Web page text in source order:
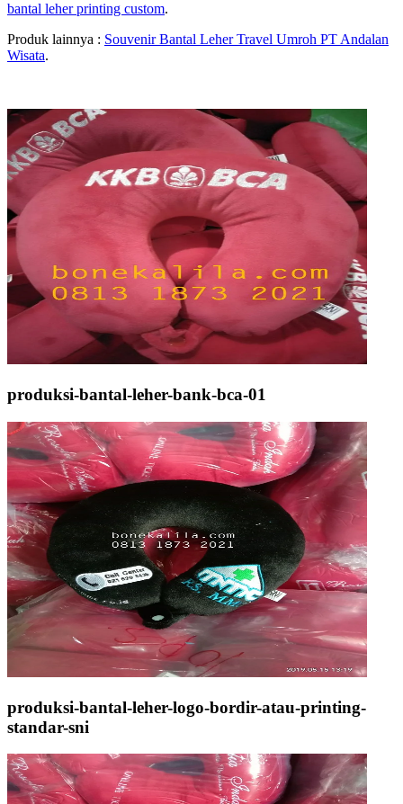
bantal leher printing custom.
Produk lainnya : Souvenir Bantal Leher Travel Umroh PT Andalan
Wisata.
produksi-bantal-leher-bank-bca-01
produksi-bantal-leher-logo-bordir-atau-printing-
standar-sni